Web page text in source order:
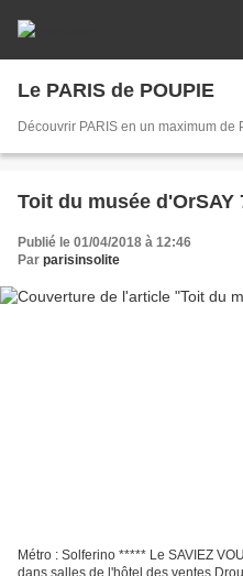
Le PARIS de POUPIE
Découvrir PARIS en un maximum de
Toit du musée d'OrSAY
Publié le 01/04/2018 à 12:46
Par parisinsolite
Métro : Solferino ***** Le SAVIEZ
dans salles de l'hôtel des ventes